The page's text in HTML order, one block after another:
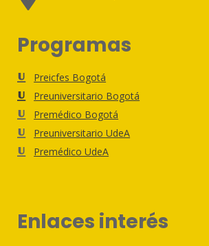
Programas
Preicfes Bogotá
Preuniversitario Bogotá
Premédico Bogotá
Preuniversitario UdeA
Premédico UdeA
Enlaces interés